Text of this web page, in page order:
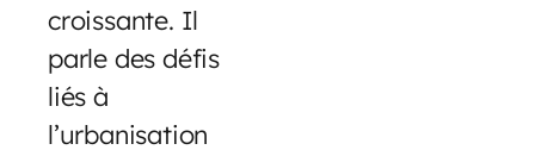
croissante. Il
parle des défis
liés à
l’urbanisation